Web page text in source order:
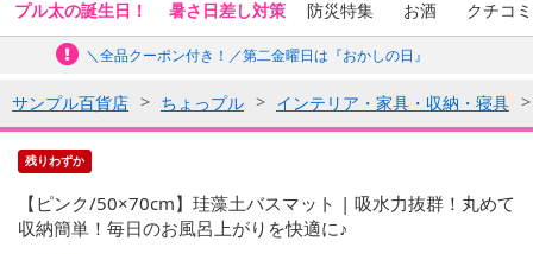
プル太の誕生日！ 暑さ日差し対策 防災特集 お酒 クチコ
＼全品クーポン付き！／第二金曜日は『おかしの日』
サンプル百貨店 ちょっプル インテリア・家具・収納・寝具
残りわずか
【ピンク/50×70cm】珪藻土バスマット | 吸水力抜群！丸めて
収納簡単！毎日のお風呂上がりを快適に♪